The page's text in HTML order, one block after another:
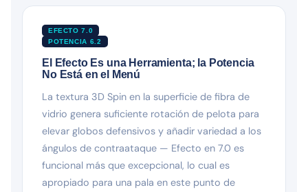
EFECTO 7.0
POTENCIA 6.2
El Efecto Es una Herramienta; la Potencia
No Está en el Menú
La textura 3D Spin en la superficie de fibra de
vidrio genera suficiente rotación de pelota para
elevar globos defensivos y añadir variedad a los
ángulos de contraataque — Efecto en 7.0 es
funcional más que excepcional, lo cual es
apropiado para una pala en este punto de